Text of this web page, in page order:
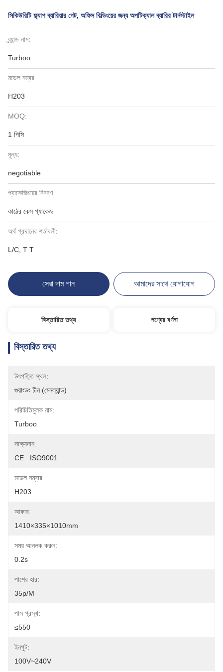
সিকিউরিটি ফ্ল্যাপ ব্যারিয়ার গেট, অফিস বিল্ডিংয়ের জন্য অপটিক্যাল ব্যারির টার্নস্টাইল
ব্র্যান্ড নাম:
Turboo
মডেল নম্বর:
H203
MOQ:
1 পিসি
মূল্য:
negotiable
প্যাকেজিংয়ের বিবরণ:
কাঠের কেস প্যাকেজ
অর্থ প্রদানের শর্তাবলী:
L/C, T T
সেরা দাম পান আমাদের সাথে যোগাযোগ
বিস্তারিত তথ্য পণ্যের বর্ণনা
বিস্তারিত তথ্য
উৎপত্তি স্থল:
গুয়াংডং চীন (মেনল্যান্ড)
পরিচিতিমুলক নাম:
Turboo
সাক্ষ্যদান:
CE   ISO9001
মডেল নম্বার:
H203
আকার:
1410×335×1010mm
সময় আনলক করুন:
0.2s
পাশের হার:
35p/m
পাস প্রস্থ:
≤550
ইনপুট:
100V~240V